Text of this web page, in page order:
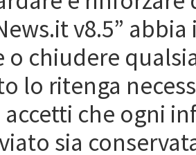
v8.5”
o chiudere
lo ritenga
accetti che ogni
sia